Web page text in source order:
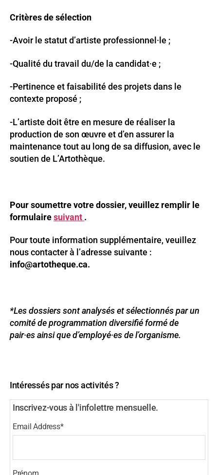
Critères de sélection
-Avoir le statut d’artiste professionnel·le ;
-Qualité du travail du/de la candidat·e ;
-Pertinence et faisabilité des projets dans le
contexte proposé ;
-L’artiste doit être en mesure de réaliser la
production de son œuvre et d’en assurer la
maintenance tout au long de sa diffusion, avec le
soutien de L’Artothèque.
Pour soumettre votre dossier, veuillez remplir le
formulairesuivant .
Pour toute information supplémentaire, veuillez
nous contacter à l’adresse suivante :
info@artotheque.ca.
*Les dossiers sont analysés et sélectionnés par un
comité de programmation diversifié formé de
pair·es ainsi que d’employé·es de l’organisme.
Intéressés par nos activités ?
Inscrivez-vous à l'infolettre mensuelle.
Email Address*